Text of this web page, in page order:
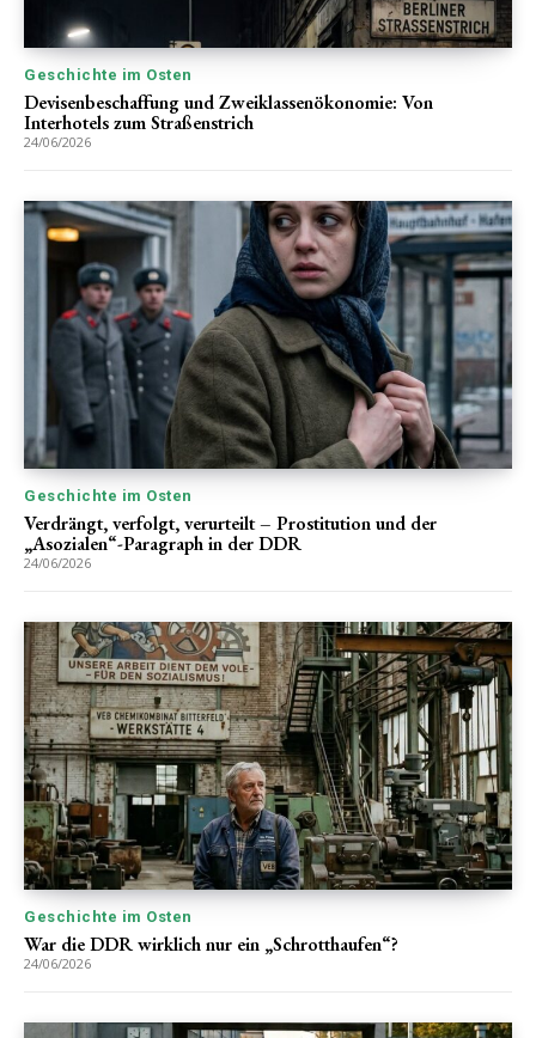
Geschichte im Osten
Devisenbeschaffung und Zweiklassenökonomie: Von
Interhotels zum Straßenstrich
24/06/2026
Geschichte im Osten
Verdrängt, verfolgt, verurteilt – Prostitution und der
„Asozialen“-Paragraph in der DDR
24/06/2026
Geschichte im Osten
War die DDR wirklich nur ein „Schrotthaufen“?
24/06/2026